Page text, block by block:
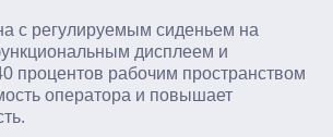
с регулируемым сиденьем на
дисплеем и
процентов рабочим пространством
оператора и повышает